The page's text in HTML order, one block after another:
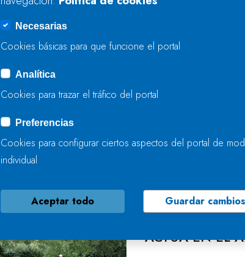
LA
TRABAJA EN
LLANTONES
LA
ACTÚA EN EL
Necesarias
Cookies básicas para que funcione el portal
Analítica
Cookies para trazar el tráfico del portal
Preferencias
Cookies para configurar ciertos aspectos del portal de
individual
Aceptar todo Guardar cambios